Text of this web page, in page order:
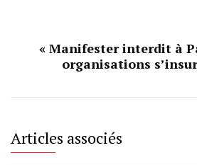
« Manifester interdit à
organisations
Articles associés